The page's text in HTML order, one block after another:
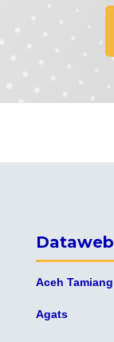
Dataweb
Aceh Tamiang
Agats